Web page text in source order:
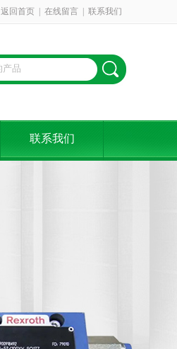
返回首页 在线留言 联系我们
联系我们